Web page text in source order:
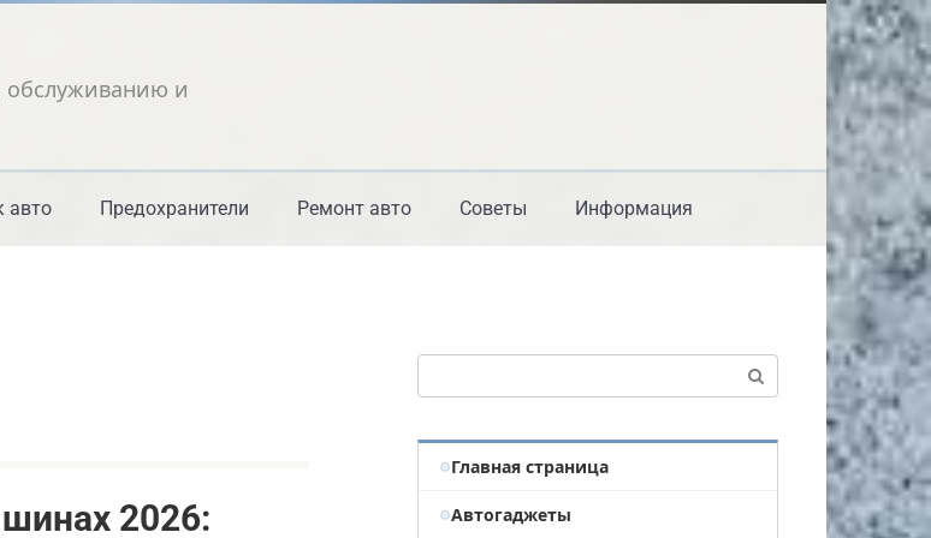
обслуживанию и
авто Предохранители Ремонт авто Советы Информация
2026:
Главная страница
Автогаджеты